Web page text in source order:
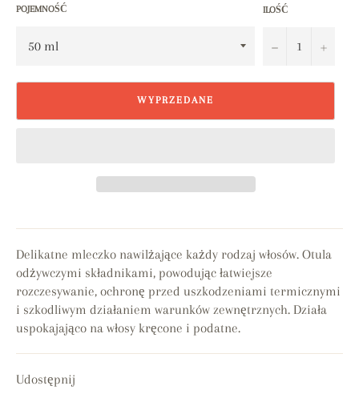
POJEMNOŚĆ ILOŚĆ
− +
WYPRZEDANE
Delikatne mleczko nawilżające każdy rodzaj włosów. Otula
odżywczymi składnikami, powodując łatwiejsze
rozczesywanie, ochronę przed uszkodzeniami termicznymi
i szkodliwym działaniem warunków zewnętrznych. Działa
uspokajająco na włosy kręcone i podatne.
Udostępnij